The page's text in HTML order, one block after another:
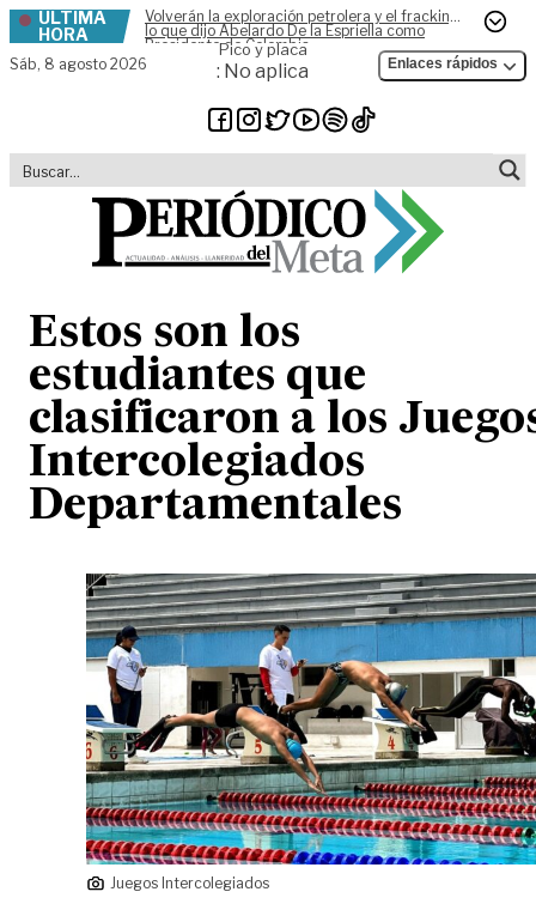
Skip to content
ÚLTIMA
HORA
Volverán la exploración petrolera y el fracking,
lo que dijo Abelardo De la Espriella como
Presidente de Colombia
Sáb, 8 agosto 2026
Pico y placa
: No aplica Enlaces rápidos
Estos son los
estudiantes que
clasificaron a los
Intercolegiados
Departamentales
Juegos Intercolegiados